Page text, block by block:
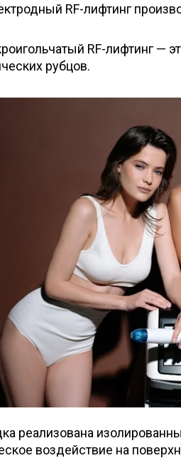
RF-лифтинг
RF-лифтинг —
рубцов.
реализована
воздействие на